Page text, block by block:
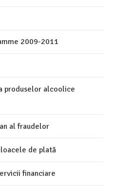
2009-2011
produselor alcoolice
al fraudelor
de plată
financiare